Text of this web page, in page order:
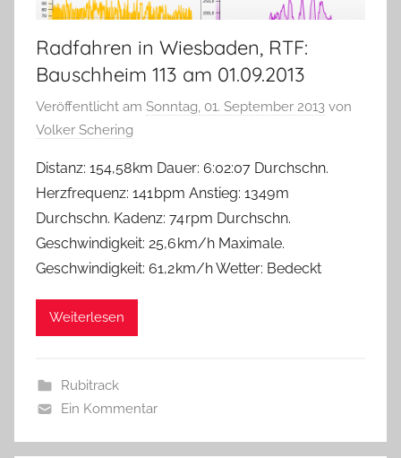
Radfahren in Wiesbaden, RTF:
Bauschheim 113 am 01.09.2013
Veröffentlicht am Sonntag, 01. September 2013 von
Volker Schering
Distanz: 154,58 km Dauer: 6:02:07 Durchschn.
Herzfrequenz: 141 bpm Anstieg: 1349 m
Durchschn. Kadenz: 74 rpm Durchschn.
Geschwindigkeit: 25,6 km/h Maximale.
Geschwindigkeit: 61,2 km/h Wetter: Bedeckt
Weiterlesen
Rubitrack
Ein Kommentar